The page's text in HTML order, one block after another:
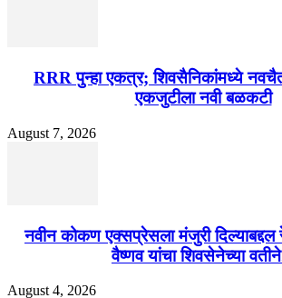
RRR पुन्हा एकत्र; शिवसैनिकांमध्ये
एकजुटीला नवी बळकटी
August 7, 2026
नवीन कोकण एक्सप्रेसला मंजुरी दिल्याबद्दल
वैष्णव यांचा शिवसेनेच्या
August 4, 2026